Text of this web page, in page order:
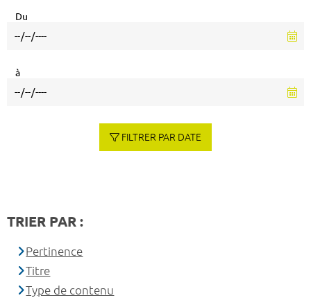
Du
à
FILTRER PAR DATE
TRIER PAR :
Pertinence
Titre
Type de contenu